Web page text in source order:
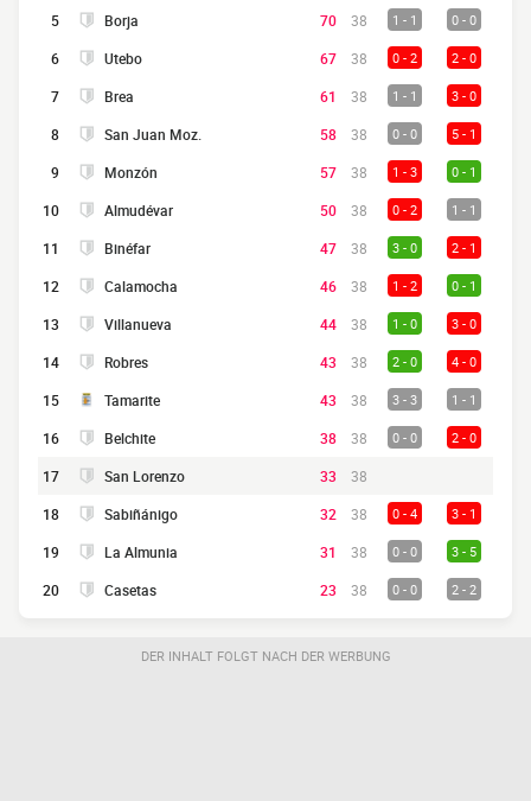
5 Borja 70 38 1 - 1 0 - 0
6 Utebo 67 38 0 - 2 2 - 0
7 Brea 61 38 1 - 1 3 - 0
8 San Juan Moz. 58 38 0 - 0 5 - 1
9 Monzón 57 38 1 - 3 0 - 1
10 Almudévar 50 38 0 - 2 1 - 1
11 Binéfar 47 38 3 - 0 2 - 1
12 Calamocha 46 38 1 - 2 0 - 1
13 Villanueva 44 38 1 - 0 3 - 0
14 Robres 43 38 2 - 0 4 - 0
15 Tamarite 43 38 3 - 3 1 - 1
16 Belchite 38 38 0 - 0 2 - 0
17 San Lorenzo 33
38
18
Sabiñánigo 32 38 0 - 4 3 - 1
19 La Almunia 31 38 0 - 0 3 - 5
20 Casetas 23 38 0 - 0 2 - 2
DER INHALT FOLGT NACH DER WERBUNG